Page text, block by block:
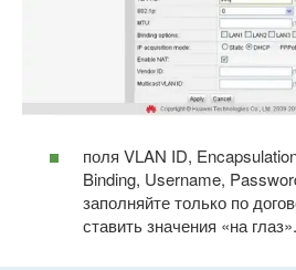
поля VLAN ID,
Binding, Username,
заполняйте только по
ставить значения «на глаз».